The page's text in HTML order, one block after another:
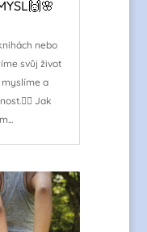
nebo
svůj život
myslíme a
Jak